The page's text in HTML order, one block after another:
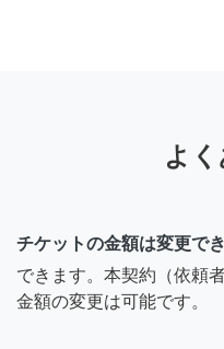
よ
チケットの金額は変更で
できます。本契約（依頼
金額の変更は可能です。